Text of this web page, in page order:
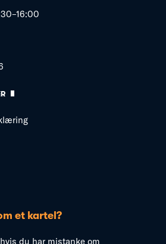
et kartel?
du har mistanke om